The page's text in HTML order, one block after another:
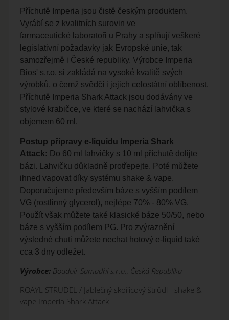
Příchutě Imperia jsou čistě českým produktem.
Vyrábí se z kvalitních surovin ve
farmaceutické laboratoři u Prahy a splňují veškeré
legislativní požadavky jak Evropské unie, tak
samozřejmě i České republiky. Výrobce Imperia
Bios' s.r.o. si zakládá na vysoké kvalitě svých
výrobků, o čemž svědčí i jejich celostátní oblíbenost.
Příchutě Imperia Shark Attack jsou dodávány ve
stylové krabičce, ve které se nachází lahvička s
objemem 60 ml.
Postup přípravy e-liquidu Imperia Shark
Attack: Do 60 ml lahvičky s 10 ml příchutě dolijte
bázi. Lahvičku důkladně protřepejte. Poté můžete
ihned vapovat díky systému shake & vape.
Doporučujeme především báze s vyšším podílem
VG (rostlinný glycerol), nejlépe 70% - 80% VG.
Použít však můžete také klasické báze 50/50, nebo
báze s vyšším podílem PG. Pro zvýraznění
výsledné chuti můžete nechat hotový e-liquid také
cca 3 dny odležet.
Výrobce: Boudoir Samadhi s.r.o., Česká Republika
ROAYL STRUDEL / Jablečný skořicový štrůdl - shake &
vape Imperia Shark Attack